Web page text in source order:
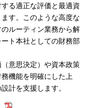
る適正な評価と最適資
す。このような高度な
ルーティン業務から解
ト本社としての財務部
意思決定）や資本政策
機能を明確にした上
計を支援します。